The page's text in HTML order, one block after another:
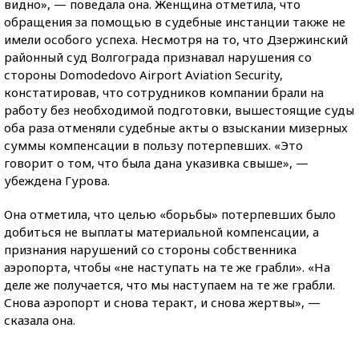
видно», — поведала она. Женщина отметила, что
обращения за помощью в судебные инстанции также не
имели особого успеха. Несмотря на то, что Дзержинский
районный суд Волгограда признавал нарушения со
стороны Domodedovo Airport Aviation Security,
констатировав, что сотрудников компании брали на
работу без необходимой подготовки, вышестоящие суды
оба раза отменяли судебные акты о взыскании мизерных
суммы компенсации в пользу потерпевших. «Это
говорит о том, что была дана указивка свыше», —
убеждена Гурова.
Она отметила, что целью «борьбы» потерпевших было
добиться не выплаты материальной компенсации, а
признания нарушений со стороны собственника
аэропорта, чтобы «не наступать на те же грабли». «На
деле же получается, что мы наступаем на те же грабли.
Снова аэропорт и снова теракт, и снова жертвы», —
сказала она.